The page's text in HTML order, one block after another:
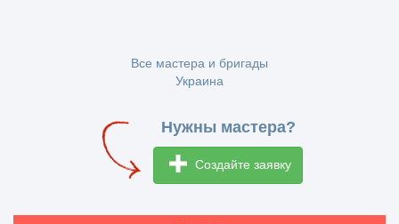
Все мастера и бригады
Украина
Нужны мастера?
Создайте заявку